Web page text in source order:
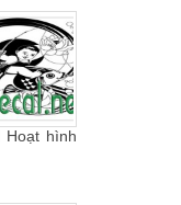
Hoạt hình